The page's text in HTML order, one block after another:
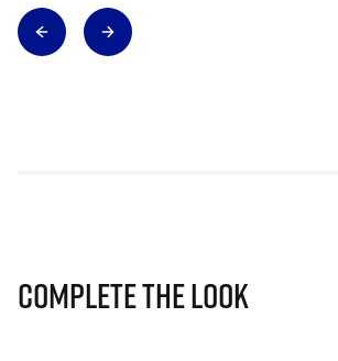
Complete The Look